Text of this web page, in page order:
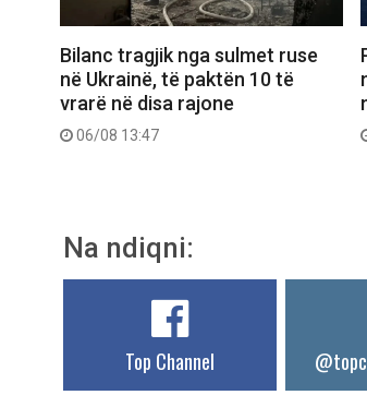
Bilanc tragjik nga sulmet ruse
në Ukrainë, të paktën 10 të
vrarë në disa rajone
06/08 13:47
Na ndiqni:
Top Channel